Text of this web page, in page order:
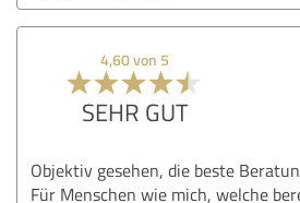
4,60 von 5
SEHR GUT
Objektiv gesehen, die beste
Für Menschen wie mich, welche